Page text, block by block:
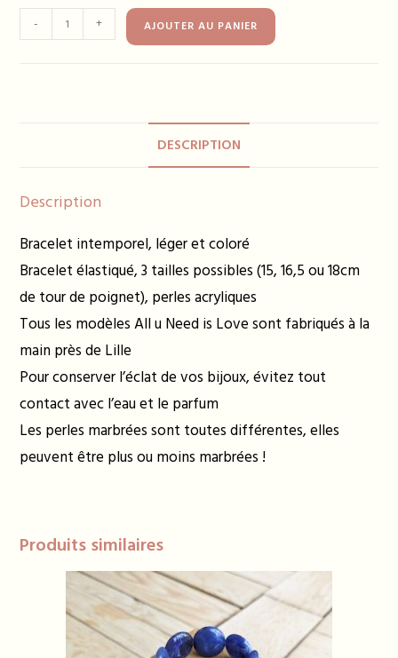
de
- + AJOUTER AU PANIER
DESCRIPTION
Description
Bracelet intemporel, léger et coloré
Bracelet élastiqué, 3 tailles possibles (15, 16,5 ou 18cm
de tour de poignet), perles acryliques
Tous les modèles All u Need is Love sont fabriqués à la
main près de Lille
Pour conserver l’éclat de vos bijoux, évitez tout
contact avec l’eau et le parfum
Les perles marbrées sont toutes différentes, elles
peuvent être plus ou moins marbrées !
Produits similaires